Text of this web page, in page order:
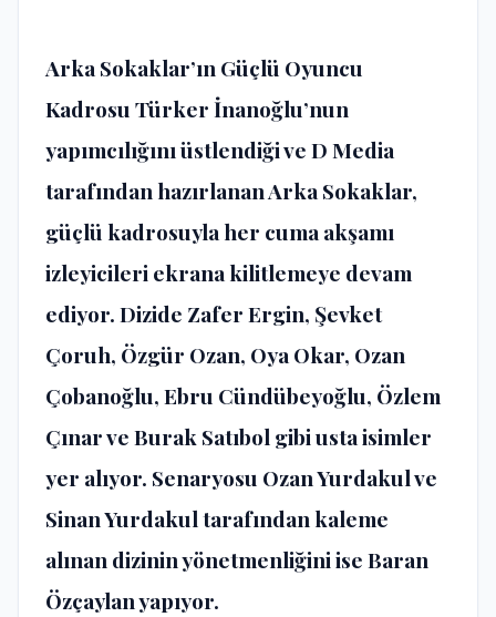
Arka Sokaklar’ın Güçlü Oyuncu
Kadrosu Türker İnanoğlu’nun
yapımcılığını üstlendiği ve D Media
tarafından hazırlanan Arka Sokaklar,
güçlü kadrosuyla her cuma akşamı
izleyicileri ekrana kilitlemeye devam
ediyor. Dizide Zafer Ergin, Şevket
Çoruh, Özgür Ozan, Oya Okar, Ozan
Çobanoğlu, Ebru Cündübeyoğlu, Özlem
Çınar ve Burak Satıbol gibi usta isimler
yer alıyor. Senaryosu Ozan Yurdakul ve
Sinan Yurdakul tarafından kaleme
alınan dizinin yönetmenliğini ise Baran
Özçaylan yapıyor.